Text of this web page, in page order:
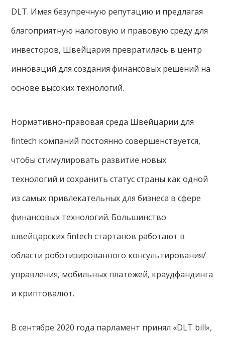
DLT. Имея безупречную репутацию и предлагая
благоприятную налоговую и правовую среду для
инвесторов, Швейцария превратилась в центр
инноваций для создания финансовых решений на
основе высоких технологий.
Нормативно-правовая среда Швейцарии для
fintech компаний постоянно совершенствуется,
чтобы стимулировать развитие новых
технологий и сохранить статус страны как одной
из самых привлекательных для бизнеса в сфере
финансовых технологий. Большинство
швейцарских fintech стартапов работают в
области роботизированного консультирования/
управления, мобильных платежей, краудфандинга
и криптовалют.
В сентябре 2020 года парламент принял «DLT bill»,